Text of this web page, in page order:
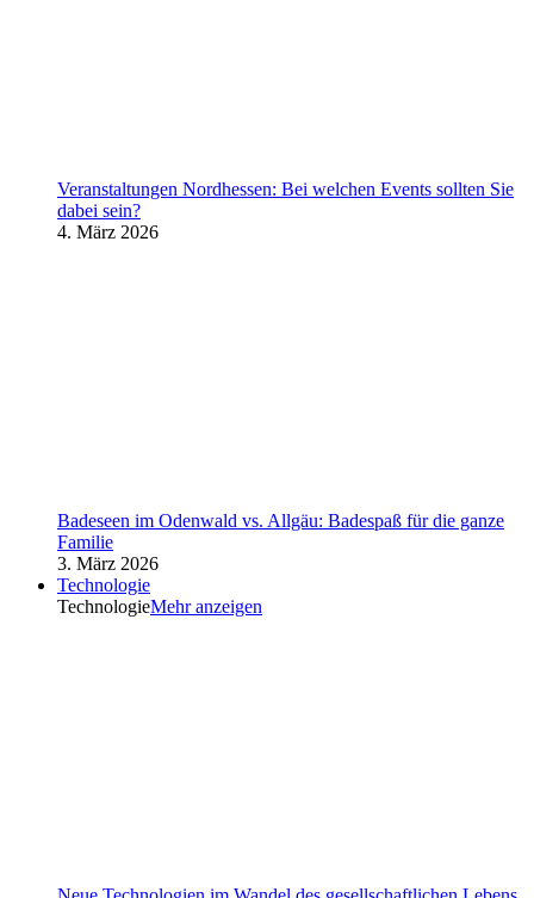
Veranstaltungen Nordhessen: Bei welchen Events sollten Sie
dabei sein?
4. März 2026
Badeseen im Odenwald vs. Allgäu: Badespaß für die ganze
Familie
3. März 2026
Technologie
TechnologieMehr anzeigen